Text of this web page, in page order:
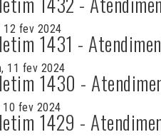
12 fev 2024
1431 -
11 fev 2024
1430 -
10 fev 2024
1429 -